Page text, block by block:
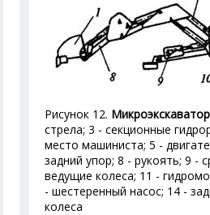
Рисунок 12. Микроэкскаватор
стрела; 3 - секционные
место машиниста; 5 -
задний упор; 8 - рукоять; 9 -
ведущие колеса; 11 -
- шестеренный насос; 14 -
колеса